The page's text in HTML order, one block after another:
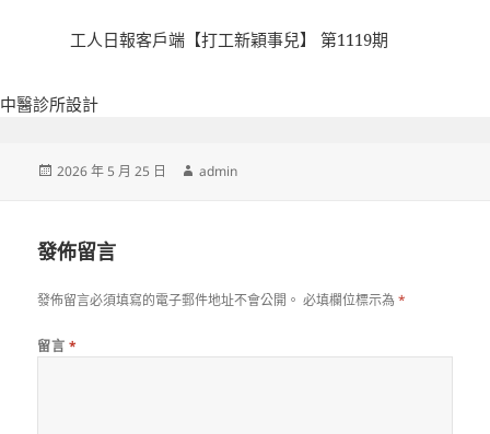
工人日報客戶端【打工新穎事兒】 第1119期
中醫診所設計
發
2026 年 5 月 25 日
作
admin
發佈留言
發佈留言必須填寫的電子郵件地址不會公開。 必填欄位標示為*
留言 *